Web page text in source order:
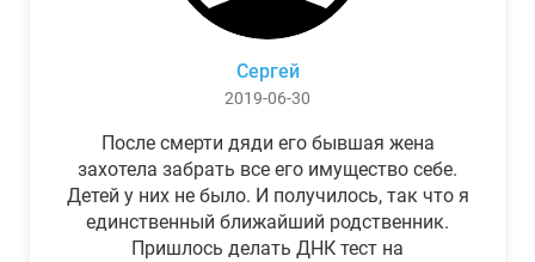
Сергей
2019-06-30
После смерти дяди его бывшая жена
захотела забрать все его имущество себе.
Детей у них не было. И получилось, так что я
единственный ближайший родственник.
Пришлось делать ДНК тест на